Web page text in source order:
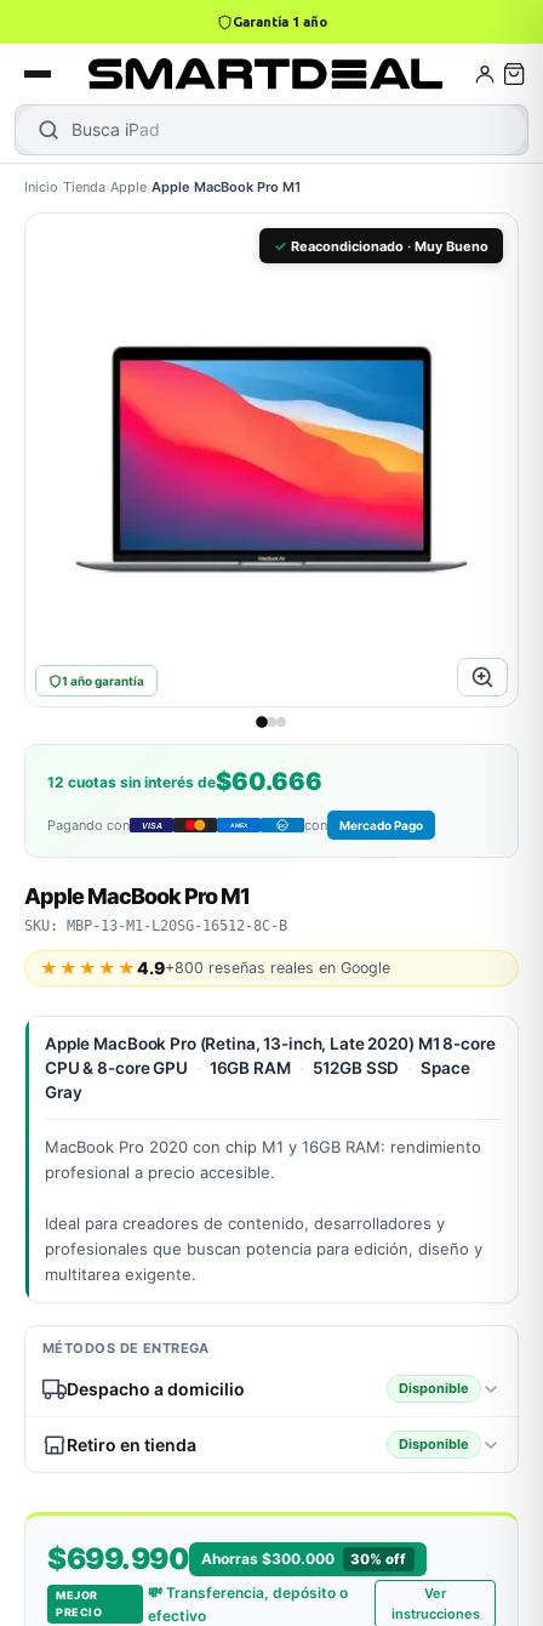
4,9 · +800 reseñas Google
Busca
→
Inicio›Tienda›Apple›Apple MacBook Pro M1
✓ Reacondicionado · Muy Bueno
1 año garantía
12 cuotas sin interés de$60.666
Pagando con VISA AMEX DC con Mercado Pago
Apple MacBook Pro M1
SKU: MBP-13-M1-L20SG-16512-8C-B
★★★★★4.9+800 reseñas reales en Google
Apple MacBook Pro (Retina, 13-inch, Late 2020) M1 8-core
CPU & 8-core GPU · 16GB RAM · 512GB SSD · Space
Gray
MacBook Pro 2020 con chip M1 y 16GB RAM: rendimiento
profesional a precio accesible.
Ideal para creadores de contenido, desarrolladores y
profesionales que buscan potencia para edición, diseño y
multitarea exigente.
MÉTODOS DE ENTREGA
Despacho a domicilio Disponible
Retiro en tienda Disponible
$699.990 Ahorras $300.000 30% off
MEJOR
PRECIO
💸 Transferencia, depósito o
efectivo
Ver
instrucciones